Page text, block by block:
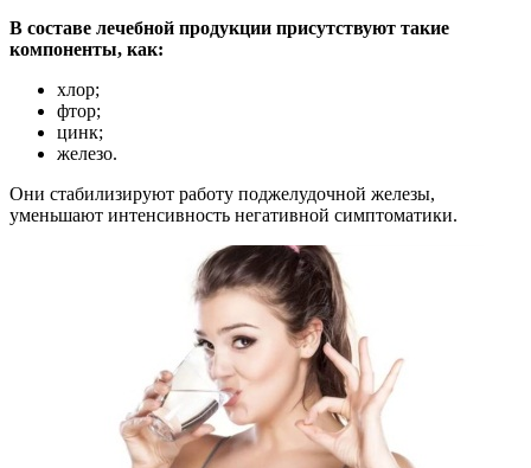
В составе лечебной продукции присутствуют такие
компоненты, как:
хлор;
фтор;
цинк;
железо.
Они стабилизируют работу поджелудочной железы,
уменьшают интенсивность негативной симптоматики.